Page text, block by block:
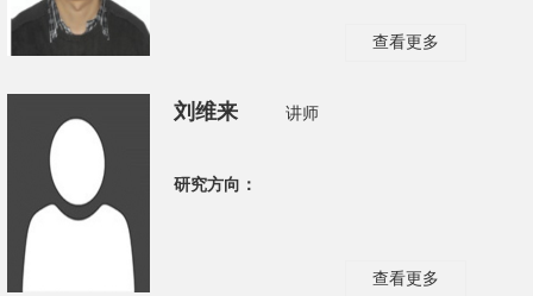
查看更多
刘维来 讲师
研究方向：
查看更多